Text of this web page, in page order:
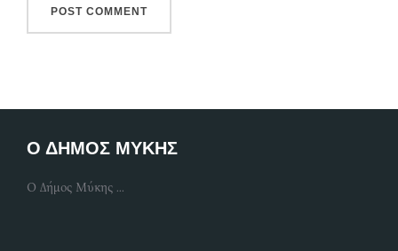
Ο ΔΗΜΟΣ ΜΥΚΗΣ
Ο Δήμος Μύκης ...